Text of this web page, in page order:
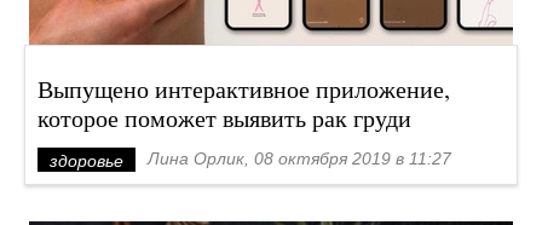
Выпущено интерактивное приложение,
которое поможет выявить рак груди
здоровье Лина Орлик, 08 октября 2019 в 11:27